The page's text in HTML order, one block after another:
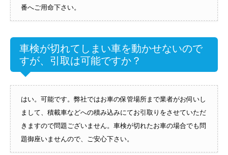
番へご用命下さい。
車検が切れてしまい車を動かせないので
すが、引取は可能ですか？
はい。可能です。弊社ではお車の保管場所まで業者がお伺いし
まして、積載車などへの積み込みにてお引取りをさせていただ
きますので問題ございません。車検が切れたお車の場合でも問
題御座いませんので、ご安心下さい。